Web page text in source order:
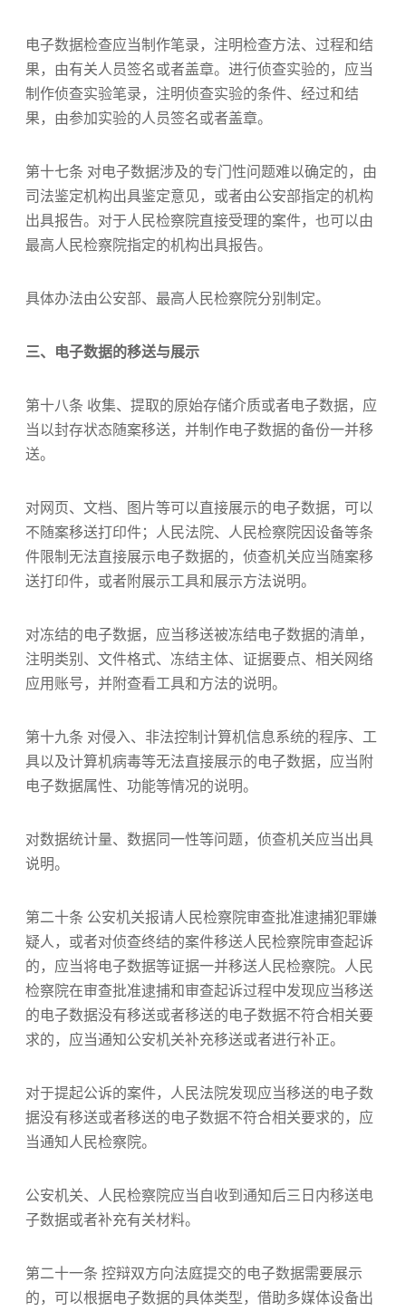
电子数据检查应当制作笔录，注明检查方法、过程和结
果，由有关人员签名或者盖章。进行侦查实验的，应当
制作侦查实验笔录，注明侦查实验的条件、经过和结
果，由参加实验的人员签名或者盖章。
第十七条 对电子数据涉及的专门性问题难以确定的，由
司法鉴定机构出具鉴定意见，或者由公安部指定的机构
出具报告。对于人民检察院直接受理的案件，也可以由
最高人民检察院指定的机构出具报告。
具体办法由公安部、最高人民检察院分别制定。
三、电子数据的移送与展示
第十八条 收集、提取的原始存储介质或者电子数据，应
当以封存状态随案移送，并制作电子数据的备份一并移
送。
对网页、文档、图片等可以直接展示的电子数据，可以
不随案移送打印件；人民法院、人民检察院因设备等条
件限制无法直接展示电子数据的，侦查机关应当随案移
送打印件，或者附展示工具和展示方法说明。
对冻结的电子数据，应当移送被冻结电子数据的清单，
注明类别、文件格式、冻结主体、证据要点、相关网络
应用账号，并附查看工具和方法的说明。
第十九条 对侵入、非法控制计算机信息系统的程序、工
具以及计算机病毒等无法直接展示的电子数据，应当附
电子数据属性、功能等情况的说明。
对数据统计量、数据同一性等问题，侦查机关应当出具
说明。
第二十条 公安机关报请人民检察院审查批准逮捕犯罪嫌
疑人，或者对侦查终结的案件移送人民检察院审查起诉
的，应当将电子数据等证据一并移送人民检察院。人民
检察院在审查批准逮捕和审查起诉过程中发现应当移送
的电子数据没有移送或者移送的电子数据不符合相关要
求的，应当通知公安机关补充移送或者进行补正。
对于提起公诉的案件，人民法院发现应当移送的电子数
据没有移送或者移送的电子数据不符合相关要求的，应
当通知人民检察院。
公安机关、人民检察院应当自收到通知后三日内移送电
子数据或者补充有关材料。
第二十一条 控辩双方向法庭提交的电子数据需要展示
的，可以根据电子数据的具体类型，借助多媒体设备出